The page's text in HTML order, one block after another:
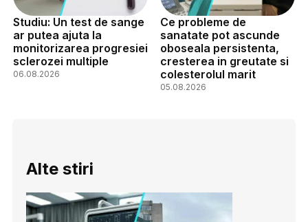
Studiu: Un test de sange
ar putea ajuta la
monitorizarea progresiei
sclerozei multiple
06.08.2026
Ce probleme de
sanatate pot ascunde
oboseala persistenta,
cresterea in greutate si
colesterolul marit
05.08.2026
Alte stiri